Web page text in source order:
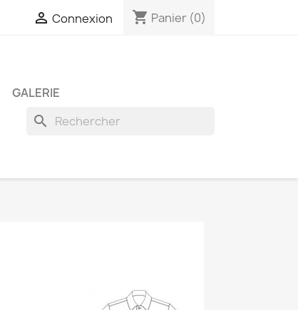
 Connexion shopping_cart Panier (0)
GALERIE
search